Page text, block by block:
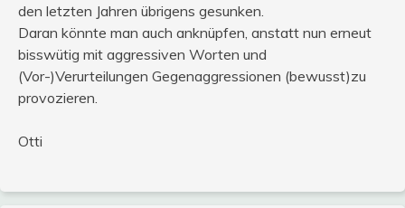
den letzten Jahren übrigens gesunken.
Daran könnte man auch anknüpfen, anstatt nun erneut
bisswütig mit aggressiven Worten und
(Vor-)Verurteilungen Gegenaggressionen (bewusst)zu
provozieren.
Otti